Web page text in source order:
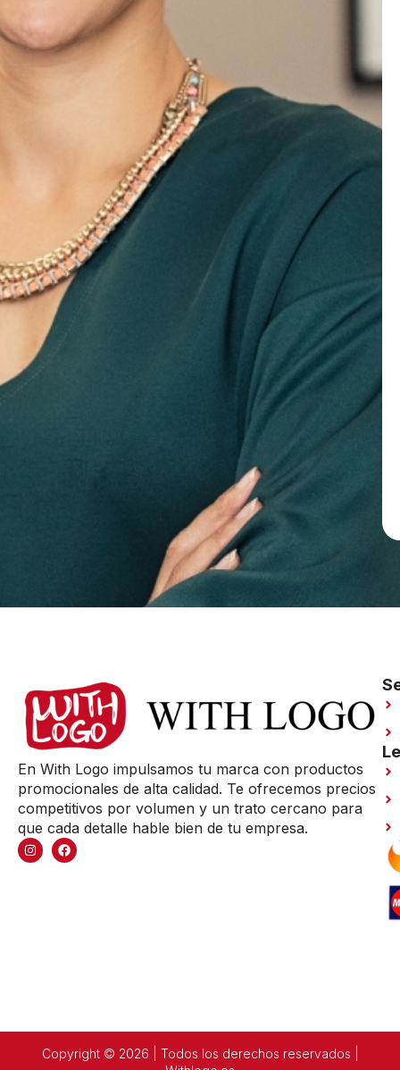
En With Logo impulsamos tu marca con productos
promocionales de alta calidad. Te ofrecemos precios
competitivos por volumen y un trato cercano para
que cada detalle hable bien de tu empresa.
Copyright © 2026 | Todos los derechos reservados |